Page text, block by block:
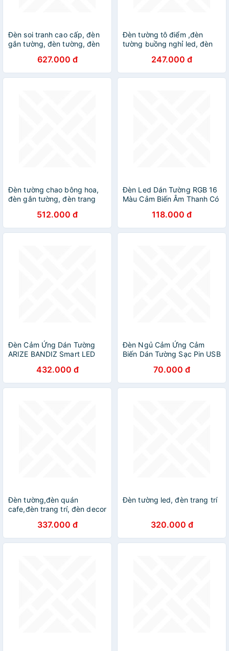
Đèn soi tranh cao cấp, đèn
gắn tường, đèn tường, đèn
627.000 đ
Đèn tường tô điểm ,đèn
tường buồng nghỉ led, đèn
LED trang trí, đèn treo tường
phòng ngủ DT
247.000 đ
Đèn tường chao bông hoa,
đèn gắn tường, đèn trang
512.000 đ
Đèn Led Dán Tường RGB 16
Màu Cảm Biến Âm Thanh Có
118.000 đ
Đèn Cảm Ứng Dán Tường
ARIZE BANDIZ Smart LED
432.000 đ
Đèn Ngủ Cảm Ứng Cảm
Biến Dán Tường Sạc Pin USB
70.000 đ
Đèn tường,đèn quán
cafe,đèn trang trí, đèn decor
tường DT337.000 đ
Đèn tường led, đèn trang trí
320.000 đ